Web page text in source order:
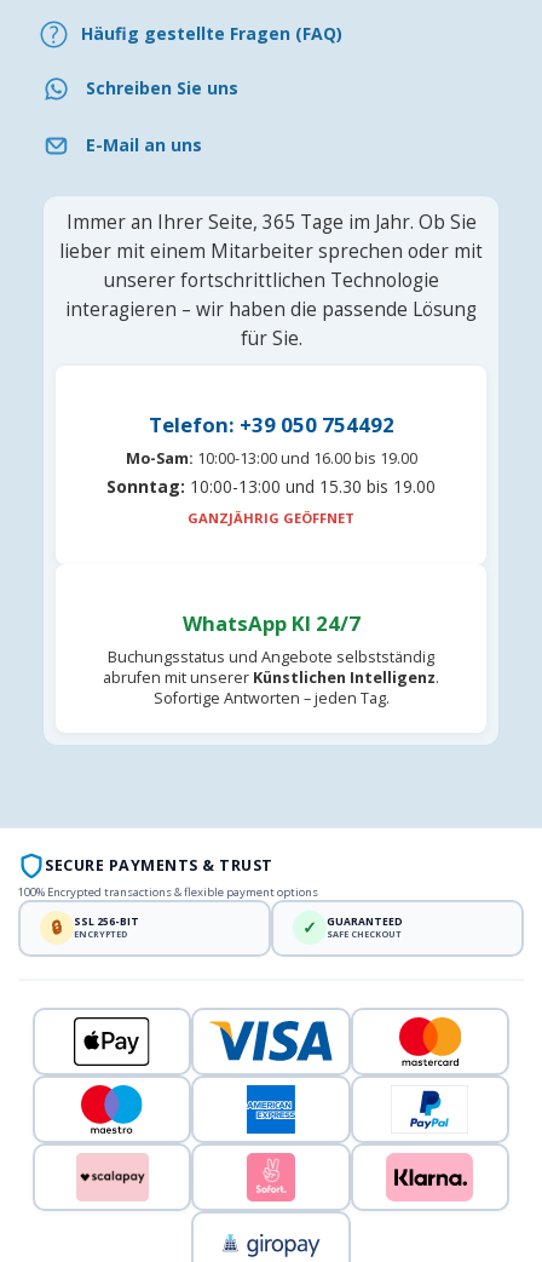
Häufig gestellte Fragen (FAQ)
Schreiben Sie uns
E-Mail an uns
Immer an Ihrer Seite, 365 Tage im Jahr. Ob Sie
lieber mit einem Mitarbeiter sprechen oder mit
unserer fortschrittlichen Technologie
interagieren – wir haben die passende Lösung
für Sie.
Telefon: +39 050 754492
Mo-Sam: 10:00-13:00 und 16.00 bis 19.00
Sonntag: 10:00-13:00 und 15.30 bis 19.00
GANZJÄHRIG GEÖFFNET
WhatsApp KI 24/7
Buchungsstatus und Angebote selbstständig
abrufen mit unserer Künstlichen Intelligenz.
Sofortige Antworten – jeden Tag.
SECURE PAYMENTS & TRUST
100% Encrypted transactions & flexible payment options
🔒 SSL 256-BIT
ENCRYPTED ✓ GUARANTEED
SAFE CHECKOUT